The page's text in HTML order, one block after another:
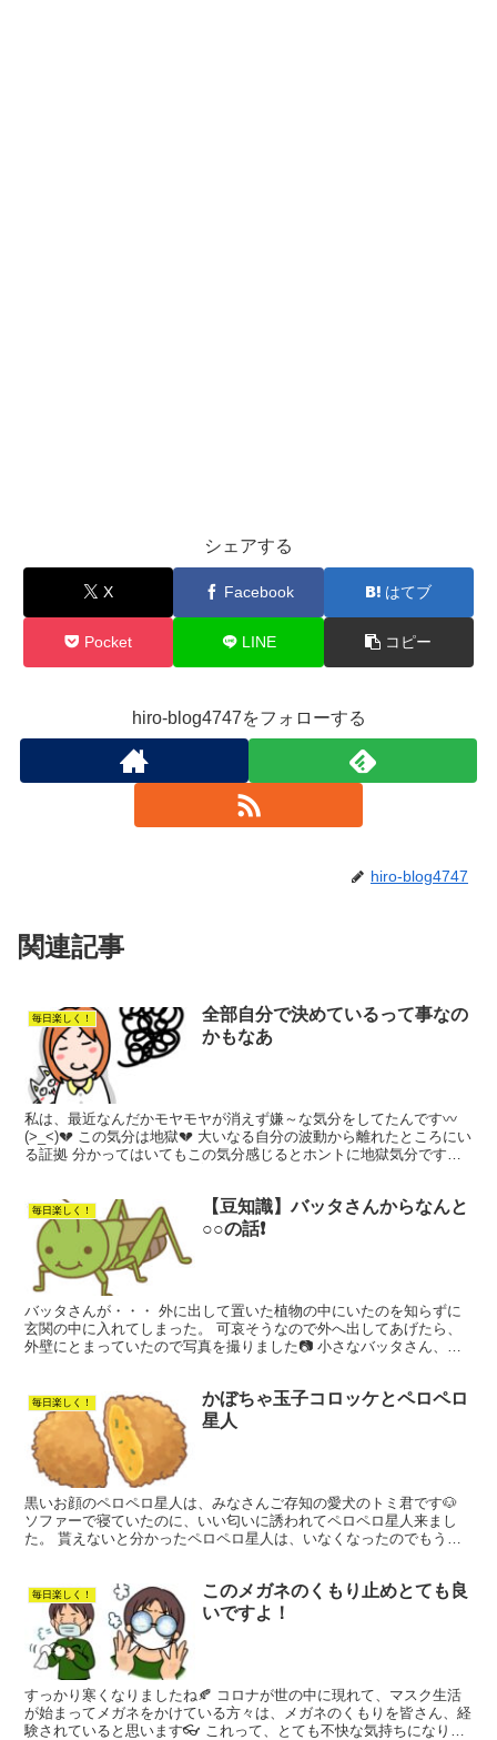
シェアする
X Facebook はてブ
Pocket LINE コピー
hiro-blog4747をフォローする
hiro-blog4747
関連記事
毎日楽しく！
全部自分で決めているって事なの
かもなあ
私は、最近なんだかモヤモヤが消えず嫌～な気分をしてたんです〰
(>_<)💔 この気分は地獄💔 大いなる自分の波動から離れたところにい
る証拠 分かってはいてもこの気分感じるとホントに地獄気分です💔
毎日楽しく！
【豆知識】バッタさんからなんと
○○の話❗️
バッタさんが・・・ 外に出して置いた植物の中にいたのを知らずに
玄関の中に入れてしまった。 可哀そうなので外へ出してあげたら、
外壁にとまっていたので写真を撮りました📷 小さなバッタさん、写
毎日楽しく！
かぼちゃ玉子コロッケとペロペロ
星人
黒いお顔のペロペロ星人は、みなさんご存知の愛犬のトミ君です🐶
ソファーで寝ていたのに、いい匂いに誘われてペロペロ星人来まし
た。 貰えないと分かったペロペロ星人は、いなくなったのでもう一
毎日楽しく！
このメガネのくもり止めとても良
いですよ！
すっかり寒くなりましたね🍂 コロナが世の中に現れて、マスク生活
が始まってメガネをかけている方々は、メガネのくもりを皆さん、経
験されていると思います👓 これって、とても不快な気持ちになりま